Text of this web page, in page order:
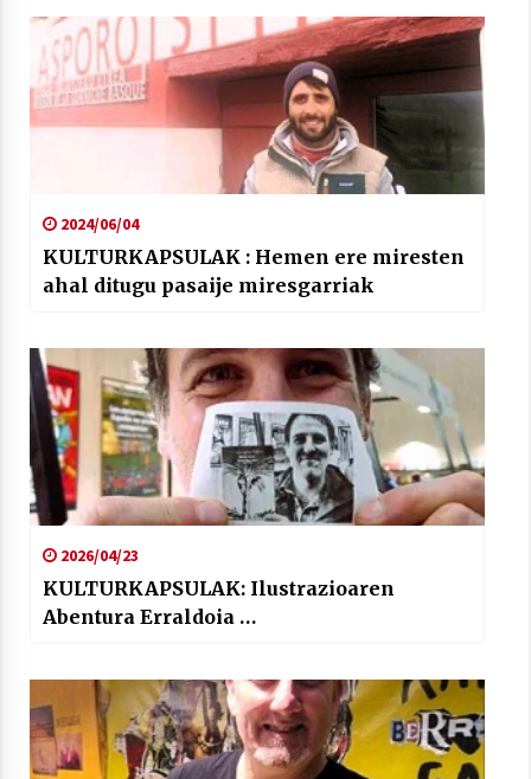
2024/06/04
KULTURKAPSULAK : Hemen ere miresten
ahal ditugu pasaije miresgarriak
2026/04/23
KULTURKAPSULAK: Ilustrazioaren
Abentura Erraldoia …